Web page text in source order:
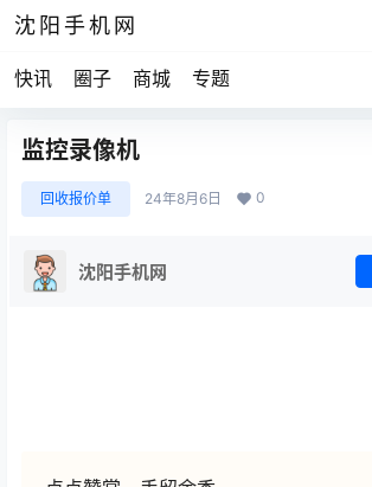
沈阳手机网
快讯 圈子 商城 专题
监控录像机
回收报价单 24年8月6日 0
沈阳手机网